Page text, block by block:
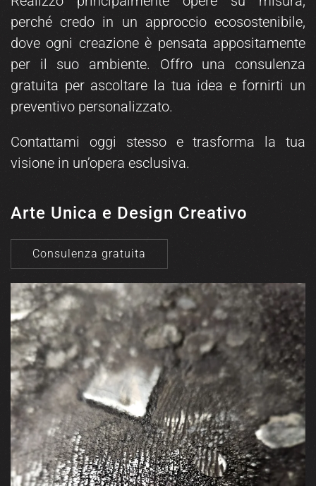
perché credo in un approccio ecosostenibile,
dove ogni creazione è pensata appositamente
per il suo ambiente. Offro una consulenza
gratuita per ascoltare la tua idea e fornirti un
preventivo personalizzato.
Contattami oggi stesso e trasforma la tua
visione in un’opera esclusiva.
Arte Unica e Design Creativo
Consulenza gratuita